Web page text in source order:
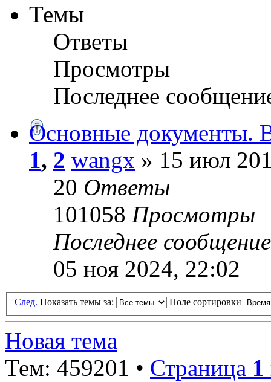
Темы
Ответы
Просмотры
Последнее
Основные документы.
1, 2 wangx » 15 июл
20 Ответы
101058 Просмотры
Последнее
05 ноя 2024, 22:02
След. Показать темы за: Поле сортировки
Новая тема
Тем: 459201 • Страница 1